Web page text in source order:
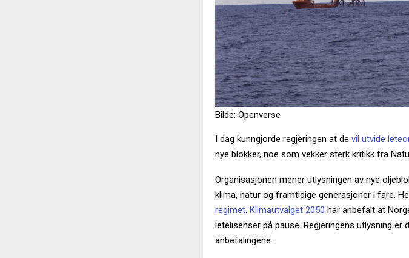
Bilde: Openverse
I dag kunngjorde regjeringen at de vil utvide
nye blokker, noe som vekker sterk kritikk fra
Organisasjonen mener utlysningen av nye
klima, natur og framtidige generasjoner i fare.
regimet. Klimautvalget 2050 har anbefalt at
letelisenser på pause. Regjeringens utlysning
anbefalingene.